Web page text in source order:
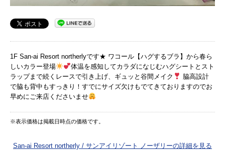
1F San-ai Resort northerlyです★ ワコール【ハグするブラ】から春ら
しいカラー登場
体温を感知してカラダになじむハグシートとスト
ラップまで続くレースで引き上げ、ギュッと谷間メイク
脇高設計
で脇も背中もすっきり！すでにサイズ欠けもでてきておりますのでお
早めにご来店くださいませ
※表示価格は掲載日時点の価格です。
San-ai Resort northerly / サンアイリゾート ノーザリーの詳細を見る